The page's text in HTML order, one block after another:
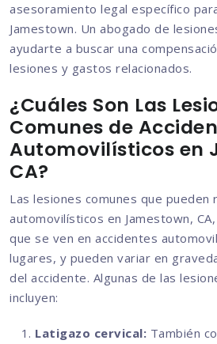
asesoramiento legal específico
Jamestown. Un abogado de
ayudarte a buscar una
lesiones y gastos relacionados.
¿Cuáles Son Las
Comunes de
Automovilísticos en
CA?
Las lesiones comunes que
automovilísticos en Jamestown,
que se ven en accidentes
lugares, y pueden variar en
del accidente. Algunas de las
incluyen:
Latigazo cervical: También